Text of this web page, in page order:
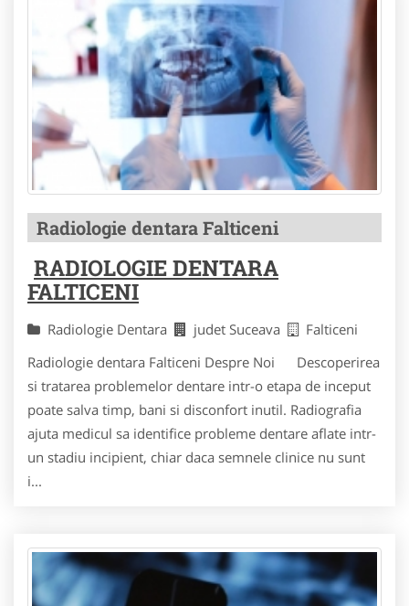
Radiologie dentara Falticeni
RADIOLOGIE DENTARA
FALTICENI
Radiologie Dentara judet Suceava
Falticeni
Radiologie dentara Falticeni Despre Noi Descoperirea
si tratarea problemelor dentare intr-o etapa de inceput
poate salva timp, bani si disconfort inutil. Radiografia
ajuta medicul sa identifice probleme dentare aflate intr-
un stadiu incipient, chiar daca semnele clinice nu sunt
i...